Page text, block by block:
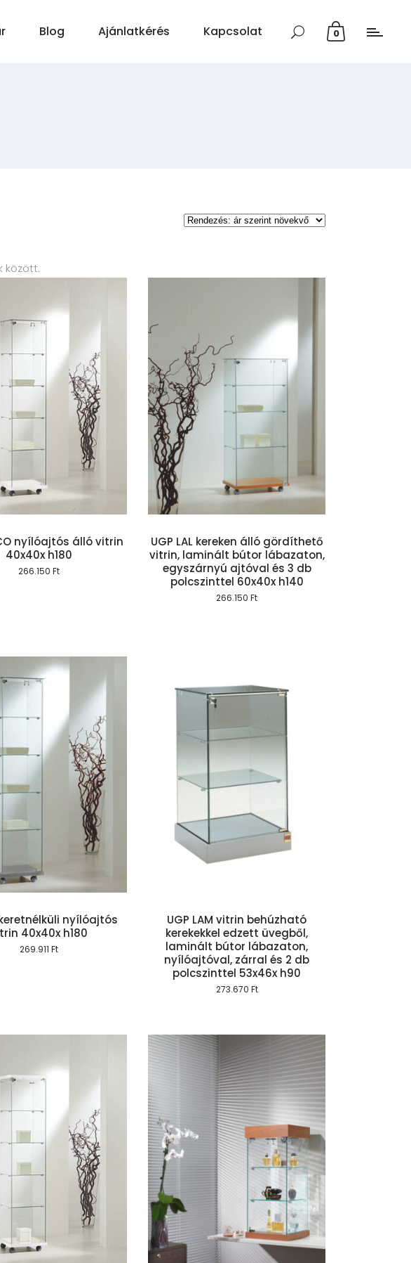
Blog Ajánlatkérés Kapcsolat 0
között.
nyílóajtós álló vitrin
40x40x h180
266.150 Ft
Kosárba teszem
UGP LAL kereken álló gördíthető
vitrin, laminált bútor lábazaton,
egyszárnyú ajtóval és 3 db
polcszinttel 60x40x h140
266.150Ft
keretnélküli nyílóajtós
40x40x h180
269.911 Ft
Kosárba teszem
UGP LAM vitrin behúzható
kerekekkel edzett üvegből,
laminált bútor lábazaton,
nyílóajtóval, zárral és 2 db
polcszinttel 53x46x h90
273.670 Ft
Kosárba teszem